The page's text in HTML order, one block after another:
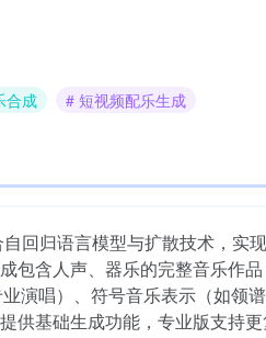
合成
# 短视频配乐生成
回归语言模型与扩散技术，实
包含人声、器乐的完整音乐作
业演唱）、符号音乐表示（如领
供基础生成功能，专业版支持